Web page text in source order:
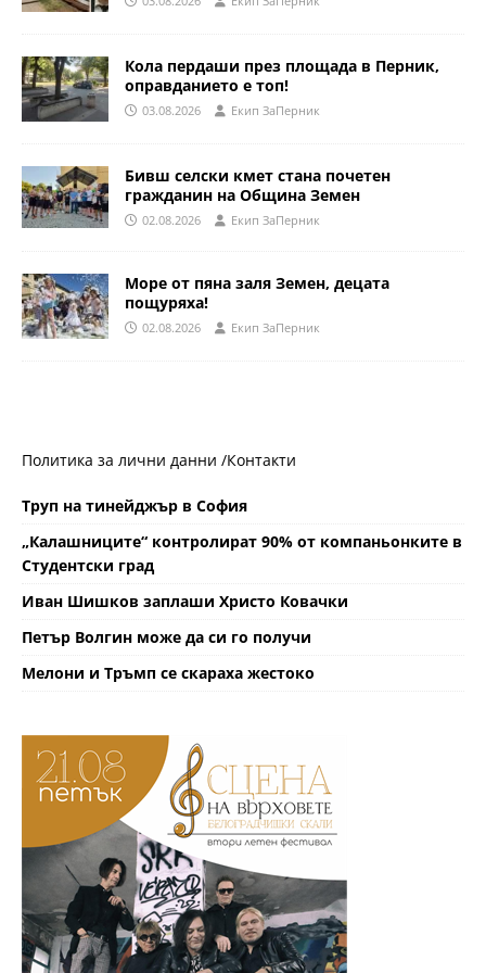
Кола пердаши през площада в Перник,
оправданието е топ!
03.08.2026 Eкип ЗаПерник
Бивш селски кмет стана почетен
гражданин на Община Земен
02.08.2026 Eкип ЗаПерник
Море от пяна заля Земен, децата
пощуряха!
02.08.2026 Eкип ЗаПерник
Политика за лични данни /Контакти
Труп на тинейджър в София
„Калашниците“ контролират 90% от компаньонките в
Студентски град
Иван Шишков заплаши Христо Ковачки
Петър Волгин може да си го получи
Мелони и Тръмп се скараха жестоко